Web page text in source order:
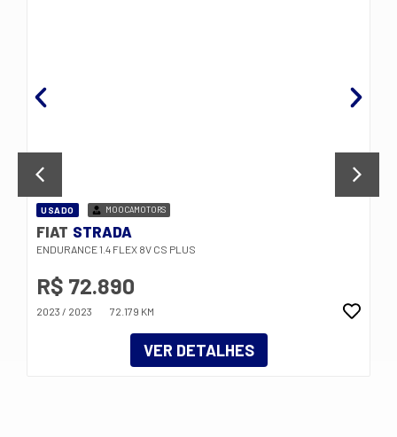
USADO MOOCAMOTORS
FIAT STRADA
ENDURANCE 1.4 FLEX 8V CS PLUS
R$ 72.890
2023 / 2023 72.179 KM
VER DETALHES